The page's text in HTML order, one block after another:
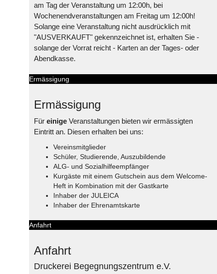
am Tag der Veranstaltung um 12:00h, bei
Wochenendveranstaltungen am Freitag um 12:00h!
Solange eine Veranstaltung nicht ausdrücklich mit
"AUSVERKAUFT" gekennzeichnet ist, erhalten Sie -
solange der Vorrat reicht - Karten an der Tages- oder
Abendkasse.
Ermässigung
Ermässigung
Für einige Veranstaltungen bieten wir ermässigten
Eintritt an. Diesen erhalten bei uns:
Vereinsmitglieder
Schüler, Studierende, Auszubildende
ALG- und Sozialhilfeempfänger
Kurgäste mit einem Gutschein aus dem Welcome-
Heft in Kombination mit der Gastkarte
Inhaber der JULEICA
Inhaber der Ehrenamtskarte
Anfahrt
Anfahrt
Druckerei Begegnungszentrum e.V.